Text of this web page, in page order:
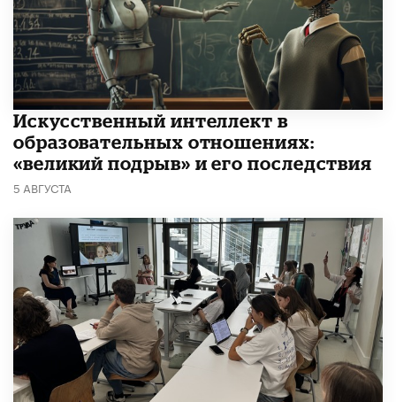
​Искусственный интеллект в
образовательных отношениях:
«великий подрыв» и его последствия
5 АВГУСТА